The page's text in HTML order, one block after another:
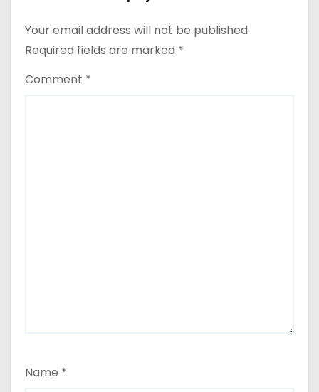
Your email address will not be published.
Required fields are marked *
Comment *
Name *